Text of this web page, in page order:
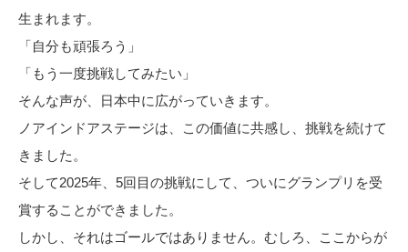
生まれます。
「自分も頑張ろう」
「もう一度挑戦してみたい」
そんな声が、日本中に広がっていきます。
ノアインドアステージは、この価値に共感し、挑戦を続けて
きました。
そして2025年、5回目の挑戦にして、ついにグランプリを受
賞することができました。
しかし、それはゴールではありません。むしろ、ここからが